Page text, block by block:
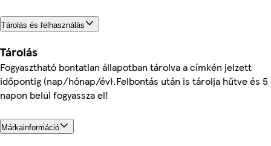
Tárolás és felhasználás
Tárolás
Fogyasztható bontatlan állapotban tárolva a címkén jelzett
időpontig (nap/hónap/év).Felbontás után is tárolja hűtve és 5
napon belül fogyassza el!
Márkainformáció